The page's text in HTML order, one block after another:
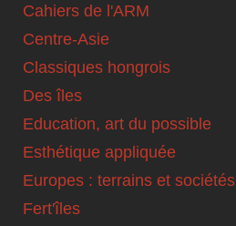
Cahiers de l'ARM
Centre-Asie
Classiques hongrois
Des îles
Education, art du possible
Esthétique appliquée
Europes : terrains et sociétés
Fert'îles